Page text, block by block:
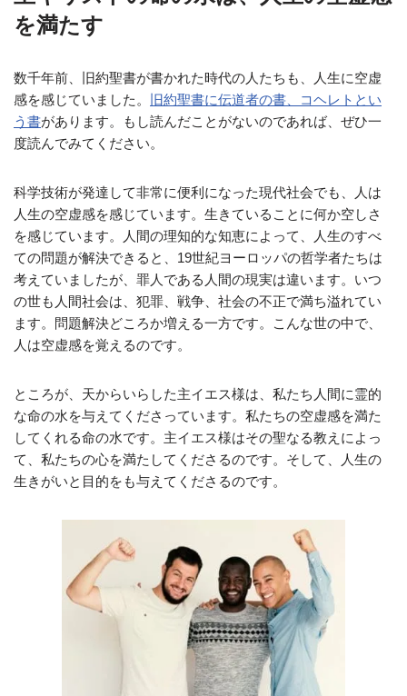
を満たす
数千年前、旧約聖書が書かれた時代の人たちも、人生に空虚
感を感じていました。
旧約聖書に伝道者の書、コヘレトとい
う書があります。もし読んだことがないのであれば、ぜひ一
度読んでみてください。
科学技術が発達して非常に便利になった現代社会でも、人は
人生の空虚感を感じています。生きていることに何か空しさ
を感じています。人間の理知的な知恵によって、人生のすべ
ての問題が解決できると、19世紀ヨーロッパの哲学者たちは
考えていましたが、罪人である人間の現実は違います。いつ
の世も人間社会は、犯罪、戦争、社会の不正で満ち溢れてい
ます。問題解決どころか増える一方です。こんな世の中で、
人は空虚感を覚えるのです。
ところが、天からいらした主イエス様は、私たち人間に霊的
な命の水を与えてくださっています。私たちの空虚感を満た
してくれる命の水です。主イエス様はその聖なる教えによっ
て、私たちの心を満たしてくださるのです。そして、人生の
生きがいと目的をも与えてくださるのです。